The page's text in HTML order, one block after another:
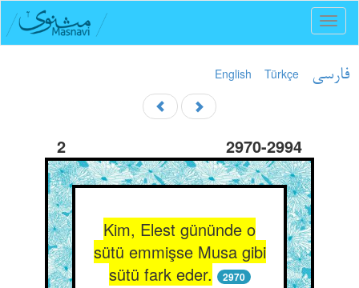
English Türkçe فارسی
2 2970-2994
Kim, Elest gününde o
sütü emmişse Musa gibi
sütü fark eder.
2970